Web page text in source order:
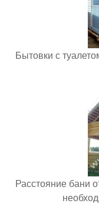
Бытовки с
Расстояние бани